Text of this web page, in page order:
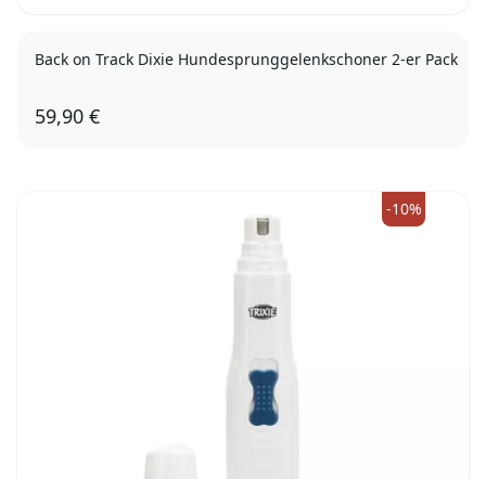
Back on Track Dixie Hundesprunggelenkschoner 2-er Pack
59,90 €
-10%